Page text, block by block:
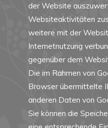
der Website
Websiteaktivitäten
weitere mit der
Internetnutzung
gegenüber dem
Die im Rahmen von
Browser übermittelte
anderen Daten von
Sie können die